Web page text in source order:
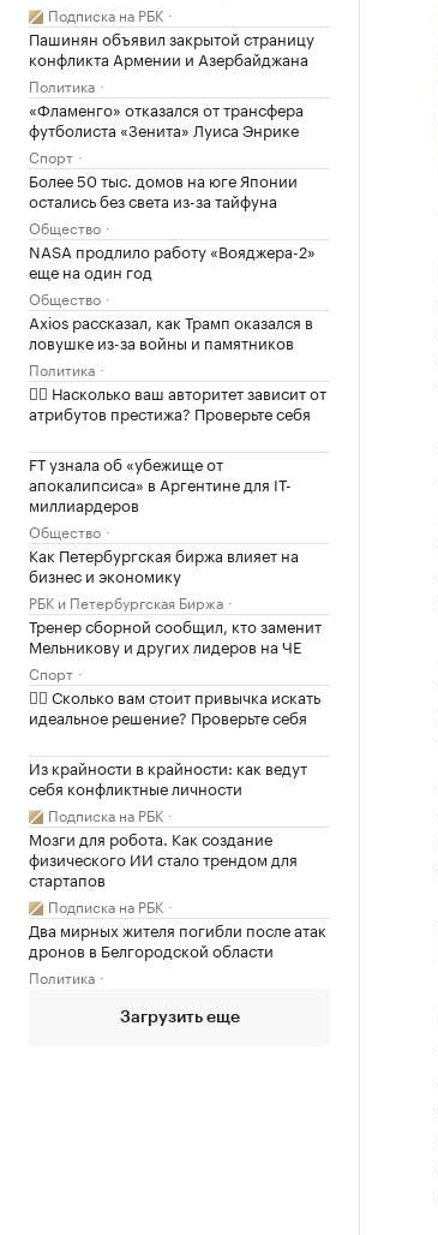
Подписка на РБК
Пашинян объявил закрытой страницу
конфликта Армении и Азербайджана
Политика
«Фламенго» отказался от трансфера
футболиста «Зенита» Луиса Энрике
Спорт
Более 50 тыс. домов на юге Японии
остались без света из-за тайфуна
Общество
NASA продлило работу «Вояджера-2»
еще на один год
Общество
Axios рассказал, как Трамп оказался в
ловушке из-за войны и памятников
Политика
✍🏻 Насколько ваш авторитет зависит от
атрибутов престижа? Проверьте себя
FT узнала об «убежище от
апокалипсиса» в Аргентине для IT-
миллиардеров
Общество
Как Петербургская биржа влияет на
бизнес и экономику
РБК и Петербургская Биржа
Тренер сборной сообщил, кто заменит
Мельникову и других лидеров на ЧЕ
Спорт
✍🏻 Сколько вам стоит привычка искать
идеальное решение? Проверьте себя
Из крайности в крайности: как ведут
себя конфликтные личности
Подписка на РБК
Мозги для робота. Как создание
физического ИИ стало трендом для
стартапов
Подписка на РБК
Два мирных жителя погибли после атак
дронов в Белгородской области
Политика
Загрузить еще